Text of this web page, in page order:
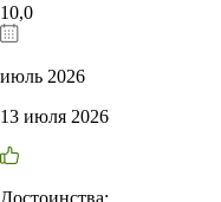
10,0
июль 2026
13 июля 2026
Достоинства: